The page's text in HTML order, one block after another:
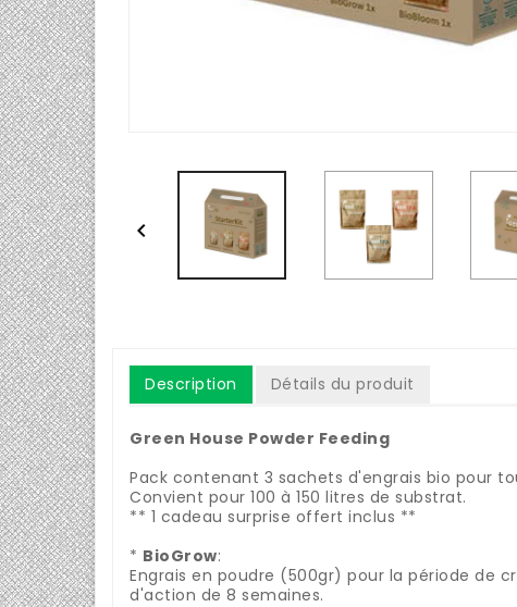

Description Détails du produit
Green House Powder Feeding
Pack contenant 3 sachets d'engrais bio pour
Convient pour 100 à 150 litres de substrat.
** 1 cadeau surprise offert inclus **
* BioGrow:
Engrais en poudre (500gr) pour la période de
d'action de 8 semaines.